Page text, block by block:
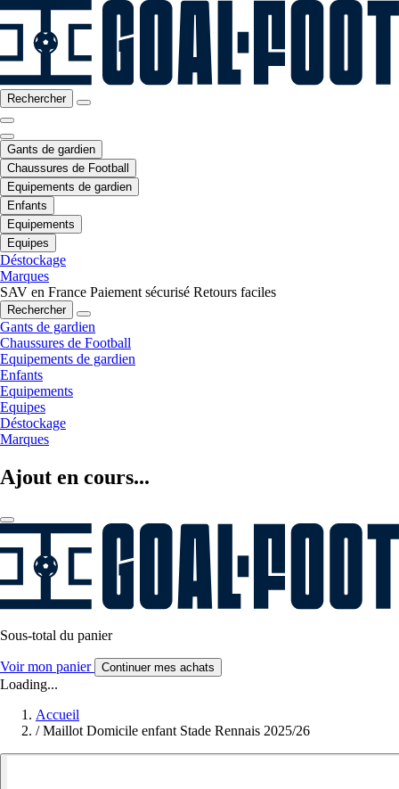
Rechercher
Gants de gardien
Chaussures de Football
Equipements de gardien
Enfants
Equipements
Equipes
Déstockage
Marques
SAV en France Paiement sécurisé Retours faciles
Rechercher
Gants de gardien
Chaussures de Football
Equipements de gardien
Enfants
Equipements
Equipes
Déstockage
Marques
Ajout en cours...
Sous-total du panier
Voir mon panier Continuer mes achats
Loading...
Accueil
/ Maillot Domicile enfant Stade Rennais 2025/26